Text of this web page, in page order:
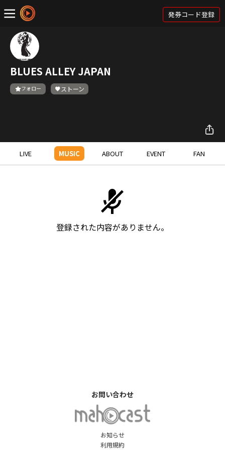
発券コード登録
BLUES ALLEY JAPAN
フォロー ストーン
LIVE MUSIC ABOUT EVENT FAN
登録された内容がありません。
お知らせ
利用規約
お問い合わせ